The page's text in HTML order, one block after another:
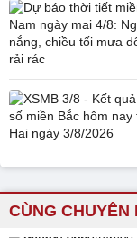
CÙNG CHUYÊN